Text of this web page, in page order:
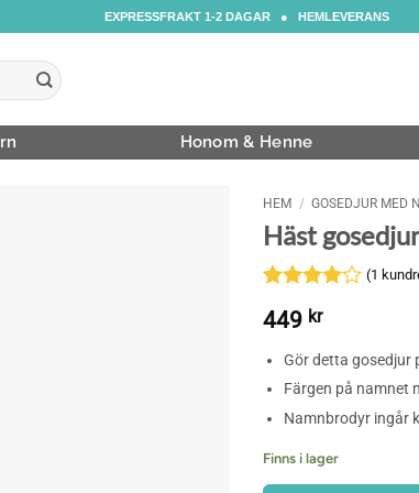
EXPRESSFRAKT 1-2 DAGAR ● HEMLEVERANS
Honom & Henne
HEM / GOSEDJUR MED
Häst
Betygsatt
4av 5
på
kundrecension
(1
449 kr
Gör detta gosedjur
Färgen på namnet
Namnbrodyr ingår
Finns i lager